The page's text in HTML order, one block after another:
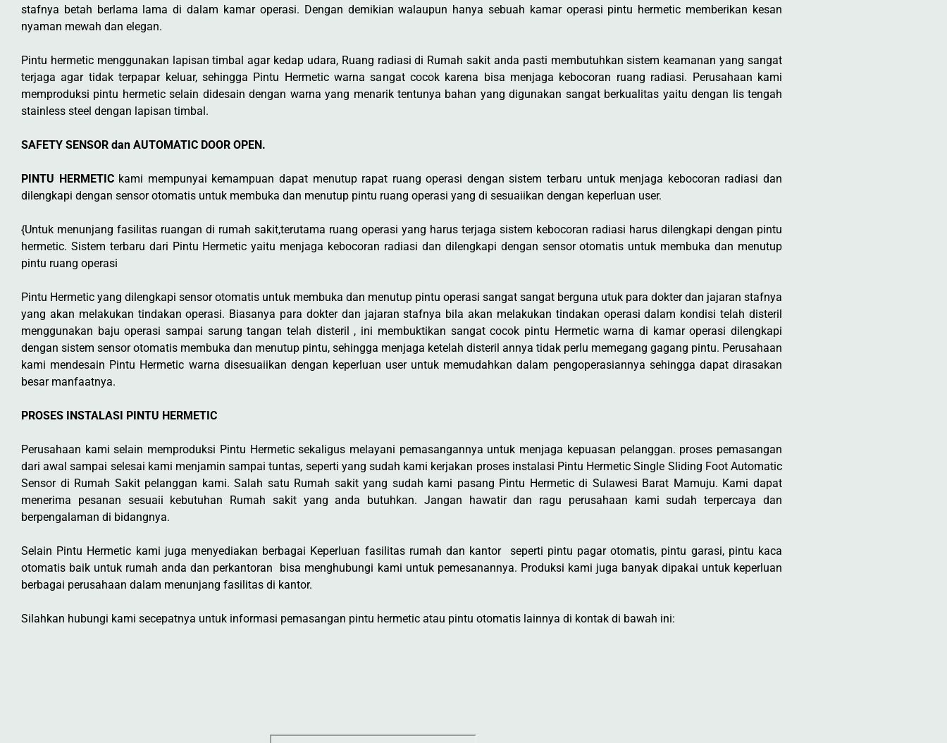
stafnya betah berlama lama di dalam kamar operasi. Dengan demikian walaupun hanya sebuah kamar operasi pintu hermetic memberikan kesan
nyaman mewah dan elegan.
Pintu hermetic menggunakan lapisan timbal agar kedap udara, Ruang radiasi di Rumah sakit anda pasti membutuhkan sistem keamanan yang sangat
terjaga agar tidak terpapar keluar, sehingga Pintu Hermetic warna sangat cocok karena bisa menjaga kebocoran ruang radiasi. Perusahaan kami
memproduksi pintu hermetic selain didesain dengan warna yang menarik tentunya bahan yang digunakan sangat berkualitas yaitu dengan lis tengah
stainless steel dengan lapisan timbal.
SAFETY SENSOR dan AUTOMATIC DOOR OPEN.
PINTU HERMETICkami mempunyai kemampuan dapat menutup rapat ruang operasi dengan sistem terbaru untuk menjaga kebocoran radiasi dan
dilengkapi dengan sensor otomatis untuk membuka dan menutup pintu ruang operasi yang di sesuaiikan dengan keperluan user.
{Untuk menunjang fasilitas ruangan di rumah sakit,terutama ruang operasi yang harus terjaga sistem kebocoran radiasi harus dilengkapi dengan pintu
hermetic. Sistem terbaru dari Pintu Hermetic yaitu menjaga kebocoran radiasi dan dilengkapi dengan sensor otomatis untuk membuka dan menutup
pintu ruang operasi
Pintu Hermetic yang dilengkapi sensor otomatis untuk membuka dan menutup pintu operasi sangat sangat berguna utuk para dokter dan jajaran stafnya
yang akan melakukan tindakan operasi. Biasanya para dokter dan jajaran stafnya bila akan melakukan tindakan operasi dalam kondisi telah disteril
menggunakan baju operasi sampai sarung tangan telah disteril , ini membuktikan sangat cocok pintu Hermetic warna di kamar operasi dilengkapi
dengan sistem sensor otomatis membuka dan menutup pintu, sehingga menjaga ketelah disteril annya tidak perlu memegang gagang pintu. Perusahaan
kami mendesain Pintu Hermetic warna disesuaiikan dengan keperluan user untuk memudahkan dalam pengoperasiannya sehingga dapat dirasakan
besar manfaatnya.
PROSES INSTALASI PINTU HERMETIC
Perusahaan kami selain memproduksi Pintu Hermetic sekaligus melayani pemasangannya untuk menjaga kepuasan pelanggan. proses pemasangan
dari awal sampai selesai kami menjamin sampai tuntas, seperti yang sudah kami kerjakan proses instalasi Pintu Hermetic Single Sliding Foot Automatic
Sensor di Rumah Sakit pelanggan kami. Salah satu Rumah sakit yang sudah kami pasang Pintu Hermetic di Sulawesi Barat Mamuju. Kami dapat
menerima pesanan sesuaii kebutuhan Rumah sakit yang anda butuhkan. Jangan hawatir dan ragu perusahaan kami sudah terpercaya dan
berpengalaman di bidangnya.
Selain Pintu Hermetic kami juga menyediakan berbagai Keperluan fasilitas rumah dan kantor seperti pintu pagar otomatis, pintu garasi, pintu kaca
otomatis baik untuk rumah anda dan perkantoran bisa menghubungi kami untuk pemesanannya. Produksi kami juga banyak dipakai untuk keperluan
berbagai perusahaan dalam menunjang fasilitas di kantor.
Silahkan hubungi kami secepatnya untuk informasi pemasangan pintu hermetic atau pintu otomatis lainnya di kontak di bawah ini: